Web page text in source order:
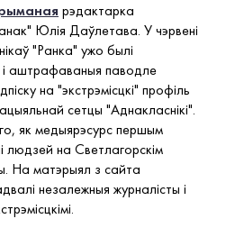
рэдактарка
Юлія Даўлетава. У чэрвені
"Ранка" ужо былі
аштрафаваныя паводле
на "экстрэмісцкі" профіль
сетцы "Аднакласнікі".
як медыярэсурс першым
людзей на Светлагорскім
На матэрыял з сайта
незалежныя журналісты і